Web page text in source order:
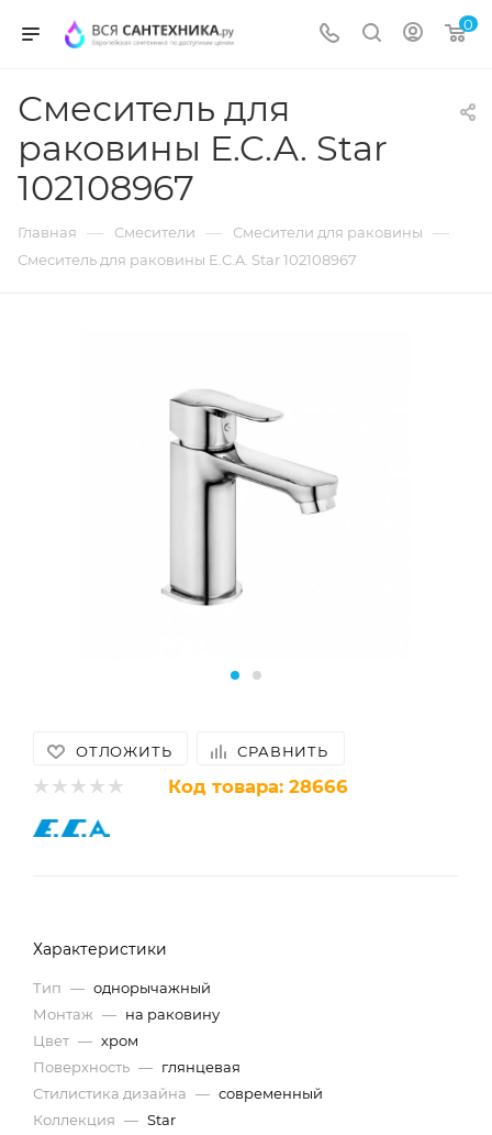
0
Смеситель для
раковины E.C.A. Star
102108967
Главная — Смесители — Смесители для раковины —
Смеситель для раковины E.C.A. Star 102108967
ОТЛОЖИТЬ СРАВНИТЬ
Код товара: 28666
Характеристики
Тип — однорычажный
Монтаж — на раковину
Цвет — хром
Поверхность — глянцевая
Стилистика дизайна — современный
Коллекция — Star